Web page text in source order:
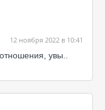
12 ноября 2022 в 10:41
увы..